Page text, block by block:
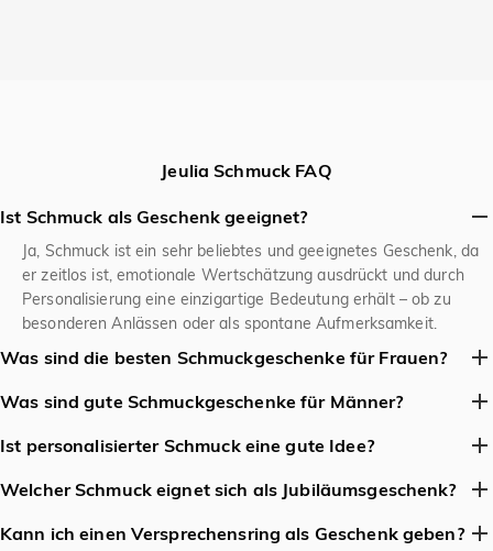
Jeulia Schmuck FAQ
Ist Schmuck als Geschenk geeignet?
Ja, Schmuck ist ein sehr beliebtes und geeignetes Geschenk, da
er zeitlos ist, emotionale Wertschätzung ausdrückt und durch
Personalisierung eine einzigartige Bedeutung erhält – ob zu
besonderen Anlässen oder als spontane Aufmerksamkeit.
Was sind die besten Schmuckgeschenke für Frauen?
Klassiker sind Ohrringe, zarte Halsketten, Armreifen oder
personalisierte Stücke wie Namensketten oder Ringe mit
Geburtssteinen.
Was sind gute Schmuckgeschenke für Männer?
Schlichte Armbänder (Leder, Metall), Siegelringe, Halsketten mit
minimalistischen Anhängern oder robuste Uhren sind beliebt.
Ist personalisierter Schmuck eine gute Idee?
Ja, personalisierter Schmuck ist eine ausgezeichnete Idee, da er
ein einzigartiges und emotional bedeutsames Geschenk schafft –
ob durch Gravuren, Geburtssteine oder individuelle Designs. Es
Welcher Schmuck eignet sich als Jubiläumsgeschenk?
Zu einem Jubiläum eignen sich Schmuckstücke, die dem
Kann ich einen Versprechensring als Geschenk geben?